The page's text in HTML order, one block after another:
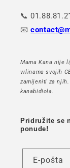
📞
📧
Mama Kana nije
vrlinama svojih
zamijeniti za
kanabidiola.
Pridružite se
ponude!
E-pošta